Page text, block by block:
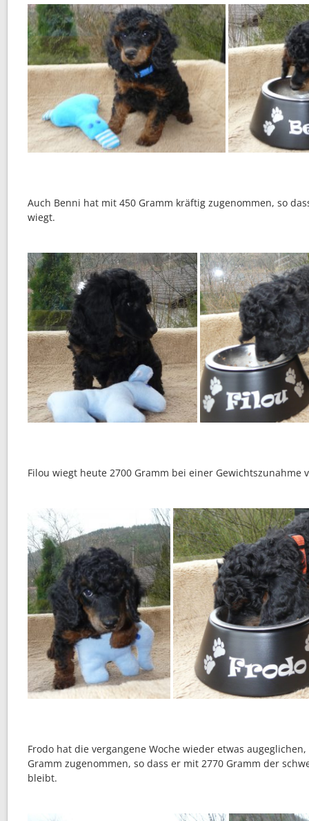
Auch Benni hat mit 450 Gramm kräftig zugenommen, so
wiegt.
Filou wiegt heute 2700 Gramm bei einer Gewichtszunahme
Frodo hat die vergangene Woche wieder etwas augeglichen,
Gramm zugenommen, so dass er mit 2770 Gramm der
bleibt.